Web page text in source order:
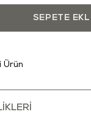
Ürün